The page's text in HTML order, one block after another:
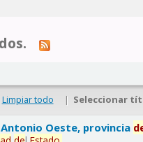
Limpiar todo | Seleccionar
Oeste, provincia